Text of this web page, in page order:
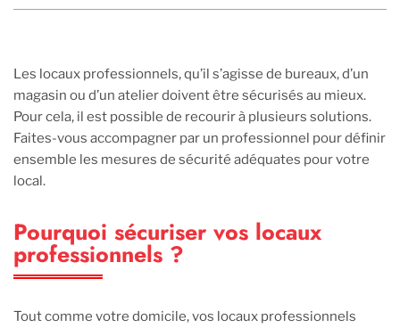
Les locaux professionnels, qu’il s’agisse de bureaux, d’un
magasin ou d’un atelier doivent être sécurisés au mieux.
Pour cela, il est possible de recourir à plusieurs solutions.
Faites-vous accompagner par un professionnel pour définir
ensemble les mesures de sécurité adéquates pour votre
local.
Pourquoi sécuriser vos locaux
professionnels ?
Tout comme votre domicile, vos locaux professionnels